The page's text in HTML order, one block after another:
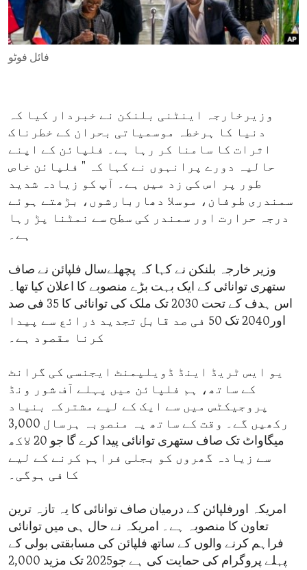
ENVIRONMENT AND HEALTH
IDEALS AND INSTITUTIONS
فائل فوٹو
وزیرخارجہ اینٹنی بلنکن نے خبردار کیا کہ
دنیا کا ہرخطہ موسمیاتی بحران کے خطرناک
اثرات کا سامنا کر رہا ہے۔ فلپائن کے اپنے
حالیہ دورے پرانہوں نے کہا کہ " فلپائن خاص
طور پر اس کی زد میں ہے۔ آپ کو زیادہ شدید
سمندری طوفان، موسلا دھاربارشوں، بڑھتے ہوئے
درجہ حرارت اور سمندر کی سطح سے نمٹنا پڑ رہا
ہے۔
وزیر خارجہ بلنکن نے کہا کہ پچھلےسال فلپائن نے صاف
ستھری توانائی کے ایک بہت بڑے منصوبے کا اعلان کیا تھا۔
اس ہدف کے تحت 2030 تک ملک کی توانائی کا 35 فی صد
اور2040 تک 50 فی صد قابل تجدید ذرائع سے پیدا
کرنا مقصود ہے۔
یو ایس ٹریڈ اینڈ ڈویلپمنٹ ایجنسی کی گرانٹ
کے ساتھ، ہم فلپائن میں پہلے آف شور ونڈ
پروجیکٹس میں سے ایک کے لیے مشترکہ بنیاد
رکھیں گے۔ وقت کے ساتھ یہ منصوبہ ہرسال 3,000
میگاواٹ تک صاف ستھری توانائی پیدا کرے گا جو 20 لاکھ
سے زیادہ گھروں کو بجلی فراہم کرنے کے لیے
کافی ہوگی۔
امریکہ اورفلپائن کے درمیان صاف توانائی کا یہ تازہ ترین
تعاون کا منصوبہ ہے۔ امریکہ نے حال ہی میں توانائی
فراہم کرنے والوں کے ساتھ فلپائن کی مسابقتی بولی کے
پہلے پروگرام کی حمایت کی ہے جو2025 تک مزید 2,000